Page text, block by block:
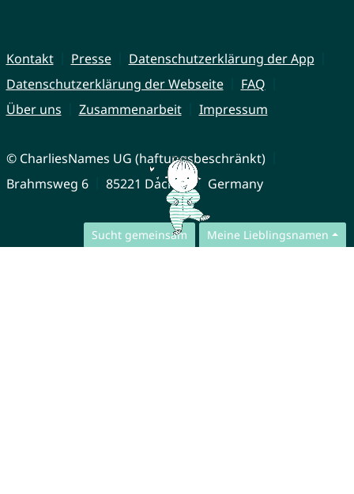
Sucht gemeinsam Meine Lieblingsnamen
Kontakt Presse
Datenschutzerklärung der App
Datenschutzerklärung der Webseite
FAQ
Über uns
Zusammenarbeit Impressum
© CharliesNames UG (haftungsbeschränkt)
Brahmsweg 6
85221 Dachau Germany